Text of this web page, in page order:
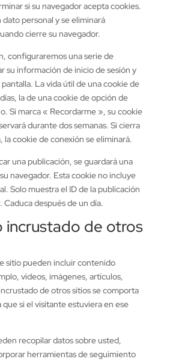
si su navegador acepta cookies.
personal y se eliminará
cierre su navegador.
configuraremos una serie de
su información de inicio de sesión y
La vida útil de una cookie de
la de una cookie de opción de
Si marca « Recordarme », su cookie
durante dos semanas. Si cierra
la cookie de conexión se eliminará.
una publicación, se guardará una
navegador. Esta cookie no incluye
Solo muestra el ID de la publicación
Caduca después de un día.
incrustado de otros
sitio pueden incluir contenido
videos, imágenes, artículos,
de otros sitios se comporta
que si el visitante estuviera en ese
recopilar datos sobre usted,
herramientas de seguimiento